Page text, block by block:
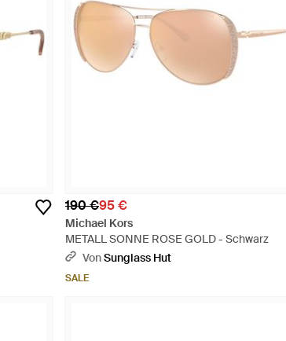
190 €95 €
Michael Kors
METALL SONNE ROSE GOLD - Schwarz
VonSunglass Hut
SALE